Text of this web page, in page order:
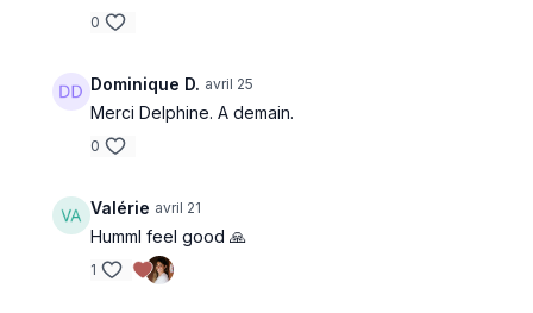
0
Dominique D. avril 25
Merci Delphine. A demain.
0
Valérie avril 21
Humml feel good 🙏
1